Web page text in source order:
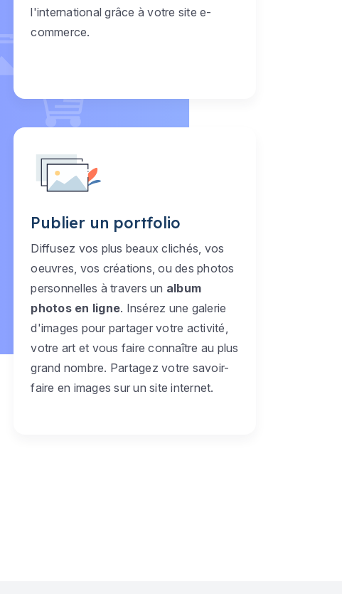
l'international grâce à votre site e-
commerce.
Publier un portfolio
Diffusez vos plus beaux clichés, vos
oeuvres, vos créations, ou des photos
personnelles à travers un album
photos en ligne. Insérez une galerie
d'images pour partager votre activité,
votre art et vous faire connaître au plus
grand nombre. Partagez votre savoir-
faire en images sur un site internet.